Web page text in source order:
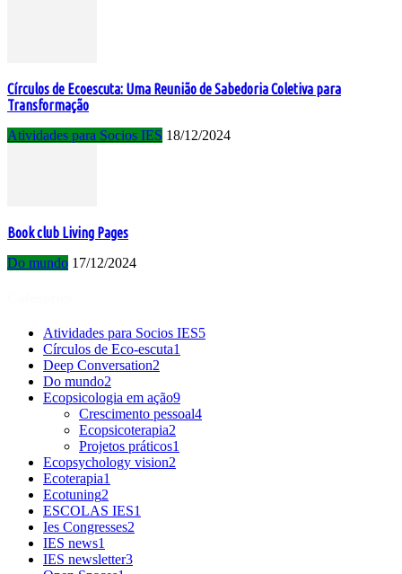
Círculos de Ecoescuta: Uma Reunião de Sabedoria Coletiva para
Transformação
Atividades para Socios IES 18/12/2024
Book club Living Pages
Do mundo 17/12/2024
Atividades para Socios IES5
Círculos de Eco-escuta1
Deep Conversation2
Do mundo2
Ecopsicologia em ação9
Crescimento pessoal4
Ecopsicoterapia2
Projetos práticos1
Ecopsychology vision2
Ecoterapia1
Ecotuning2
ESCOLAS IES1
Ies Congresses2
IES news1
IES newsletter3